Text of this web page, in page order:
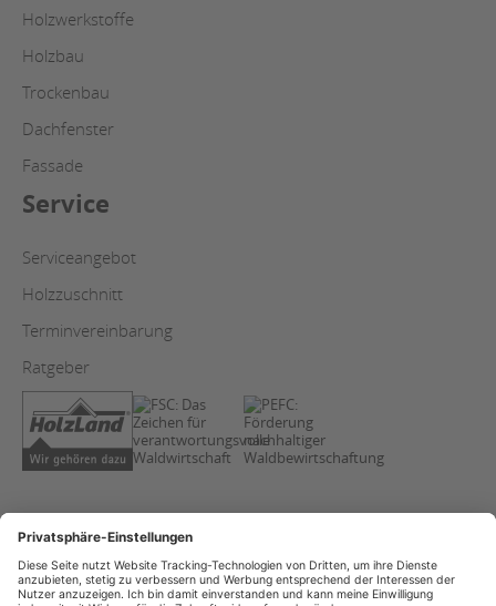
Holzwerkstoffe
Holzbau
Trockenbau
Dachfenster
Fassade
Service
Serviceangebot
Holzzuschnitt
Terminvereinbarung
Ratgeber